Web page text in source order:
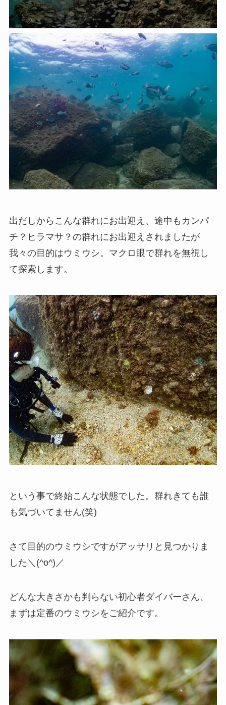
出だしからこんな群れにお出迎え、途中もカンパ
チ？ヒラマサ？の群れにお出迎えされましたが
我々の目的はウミウシ。マクロ眼で群れを無視し
て探索します。
という事で終始こんな状態でした。群れきても誰
も気づいてません(笑)
さて目的のウミウシですがアッサリと見つかりま
した＼(^o^)／
どんな大きさかも判らない初心者ダイバーさん、
まずは定番のウミウシをご紹介です。